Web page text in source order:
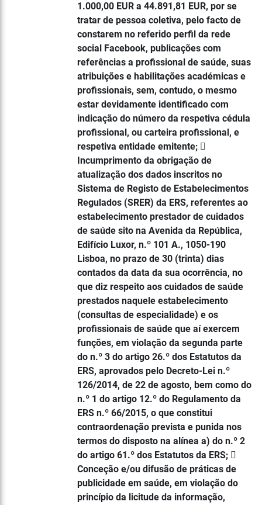
1.000,00 EUR a 44.891,81 EUR, por se
tratar de pessoa coletiva, pelo facto de
constarem no referido perfil da rede
social Facebook, publicações com
referências a profissional de saúde, suas
atribuições e habilitações académicas e
profissionais, sem, contudo, o mesmo
estar devidamente identificado com
indicação do número da respetiva cédula
profissional, ou carteira profissional, e
respetiva entidade emitente; 
Incumprimento da obrigação de
atualização dos dados inscritos no
Sistema de Registo de Estabelecimentos
Regulados (SRER) da ERS, referentes ao
estabelecimento prestador de cuidados
de saúde sito na Avenida da República,
Edifício Luxor, n.º 101 A., 1050-190
Lisboa, no prazo de 30 (trinta) dias
contados da data da sua ocorrência, no
que diz respeito aos cuidados de saúde
prestados naquele estabelecimento
(consultas de especialidade) e os
profissionais de saúde que aí exercem
funções, em violação da segunda parte
do n.º 3 do artigo 26.º dos Estatutos da
ERS, aprovados pelo Decreto-Lei n.º
126/2014, de 22 de agosto, bem como do
n.º 1 do artigo 12.º do Regulamento da
ERS n.º 66/2015, o que constitui
contraordenação prevista e punida nos
termos do disposto na alínea a) do n.º 2
do artigo 61.º dos Estatutos da ERS; 
Conceção e/ou difusão de práticas de
publicidade em saúde, em violação do
princípio da licitude da informação,